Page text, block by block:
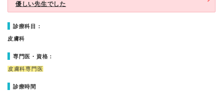
優しい先生でした
診療科目：
皮膚科
専門医・資格：
皮膚科専門医
診療時間